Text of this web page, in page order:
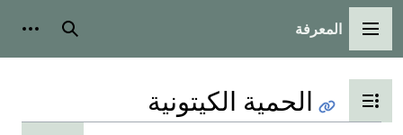
القائمة الرئيسية
المعرفة بحث
تبديل عرض جدول المحتويات
الحمية الكيتونية